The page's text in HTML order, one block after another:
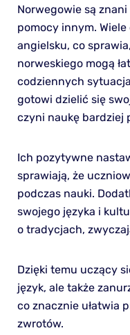
Norwegowie są
pomocy innym.
angielsku, co
norweskiego mogą
codziennych
gotowi dzielić się
czyni naukę bardziej
Ich pozytywne
sprawiają, że
podczas nauki.
swojego języka i
o tradycjach,
Dzięki temu uczący
język, ale także
co znacznie ułatwia
zwrotów.